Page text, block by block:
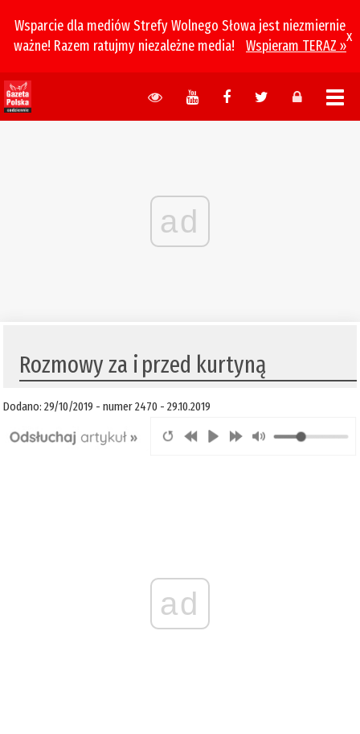
Wsparcie dla mediów Strefy Wolnego Słowa jest niezmiernie
ważne! Razem ratujmy niezależne media!
Wspieram TERAZ »
x
ad
​Rozmowy za i przed kurtyną
Dodano: 29/10/2019 - numer 2470 - 29.10.2019
ad